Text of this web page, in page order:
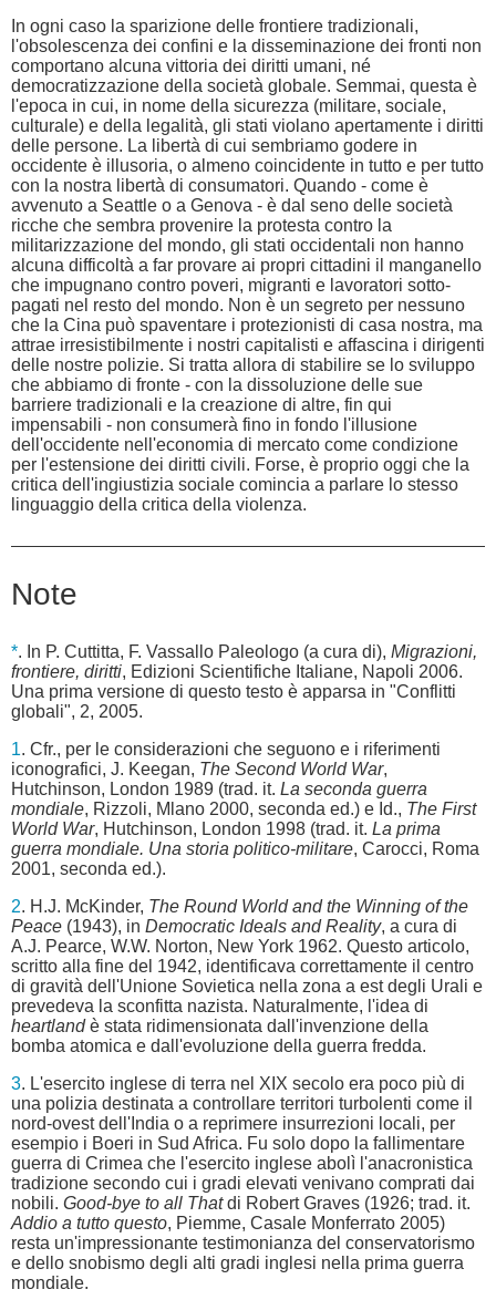
In ogni caso la sparizione delle frontiere tradizionali,
l'obsolescenza dei confini e la disseminazione dei fronti non
comportano alcuna vittoria dei diritti umani, né
democratizzazione della società globale. Semmai, questa è
l'epoca in cui, in nome della sicurezza (militare, sociale,
culturale) e della legalità, gli stati violano apertamente i diritti
delle persone. La libertà di cui sembriamo godere in
occidente è illusoria, o almeno coincidente in tutto e per tutto
con la nostra libertà di consumatori. Quando - come è
avvenuto a Seattle o a Genova - è dal seno delle società
ricche che sembra provenire la protesta contro la
militarizzazione del mondo, gli stati occidentali non hanno
alcuna difficoltà a far provare ai propri cittadini il manganello
che impugnano contro poveri, migranti e lavoratori sotto-
pagati nel resto del mondo. Non è un segreto per nessuno
che la Cina può spaventare i protezionisti di casa nostra, ma
attrae irresistibilmente i nostri capitalisti e affascina i dirigenti
delle nostre polizie. Si tratta allora di stabilire se lo sviluppo
che abbiamo di fronte - con la dissoluzione delle sue
barriere tradizionali e la creazione di altre, fin qui
impensabili - non consumerà fino in fondo l'illusione
dell'occidente nell'economia di mercato come condizione
per l'estensione dei diritti civili. Forse, è proprio oggi che la
critica dell'ingiustizia sociale comincia a parlare lo stesso
linguaggio della critica della violenza.
Note
*. In P. Cuttitta, F. Vassallo Paleologo (a cura di), Migrazioni,
frontiere, diritti, Edizioni Scientifiche Italiane, Napoli 2006.
Una prima versione di questo testo è apparsa in "Conflitti
globali", 2, 2005.
1. Cfr., per le considerazioni che seguono e i riferimenti
iconografici, J. Keegan, The Second World War,
Hutchinson, London 1989 (trad. it. La seconda guerra
mondiale, Rizzoli, Mlano 2000, seconda ed.) e Id., The First
World War, Hutchinson, London 1998 (trad. it. La prima
guerra mondiale. Una storia politico-militare, Carocci, Roma
2001, seconda ed.).
2. H.J. McKinder, The Round World and the Winning of the
Peace (1943), in Democratic Ideals and Reality, a cura di
A.J. Pearce, W.W. Norton, New York 1962. Questo articolo,
scritto alla fine del 1942, identificava correttamente il centro
di gravità dell'Unione Sovietica nella zona a est degli Urali e
prevedeva la sconfitta nazista. Naturalmente, l'idea di
heartlandè stata ridimensionata dall'invenzione della
bomba atomica e dall'evoluzione della guerra fredda.
3. L'esercito inglese di terra nel XIX secolo era poco più di
una polizia destinata a controllare territori turbolenti come il
nord-ovest dell'India o a reprimere insurrezioni locali, per
esempio i Boeri in Sud Africa. Fu solo dopo la fallimentare
guerra di Crimea che l'esercito inglese abolì l'anacronistica
tradizione secondo cui i gradi elevati venivano comprati dai
nobili. Good-bye to all Thatdi Robert Graves (1926; trad. it.
Addio a tutto questo, Piemme, Casale Monferrato 2005)
resta un'impressionante testimonianza del conservatorismo
e dello snobismo degli alti gradi inglesi nella prima guerra
mondiale.